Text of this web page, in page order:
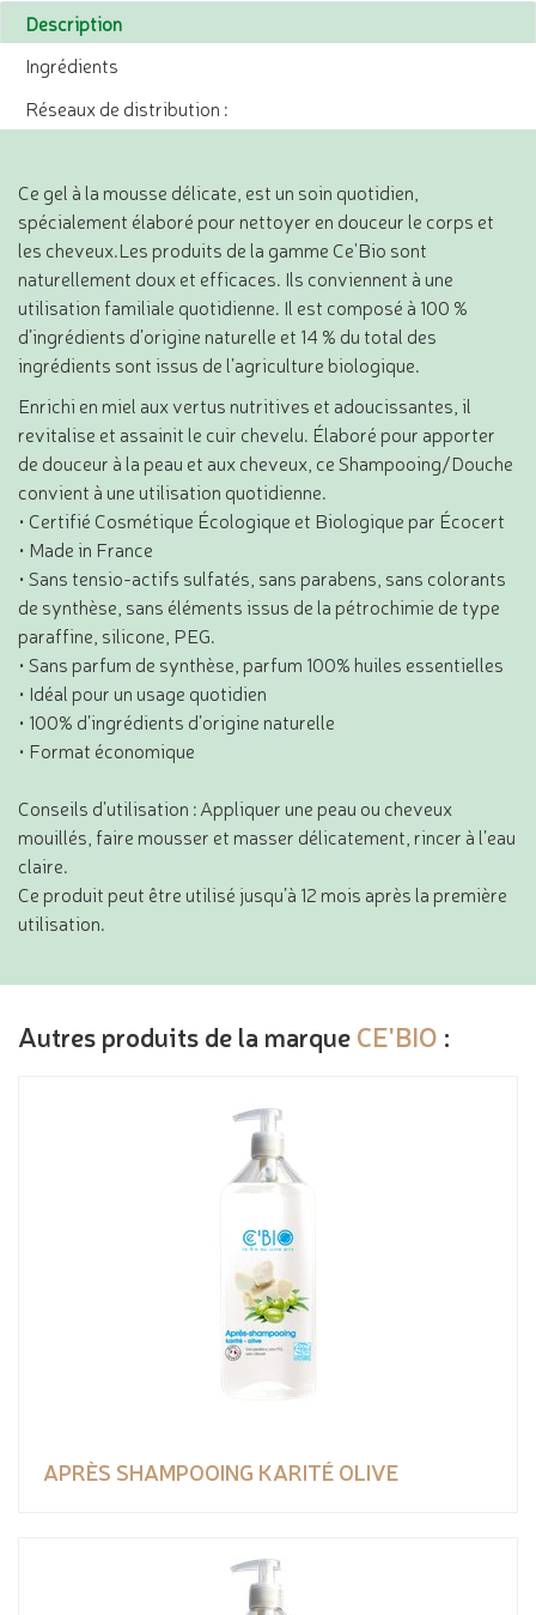
Description
Ingrédients
Réseaux de distribution :
Ce gel à la mousse délicate, est un soin quotidien,
spécialement élaboré pour nettoyer en douceur le corps et
les cheveux.Les produits de la gamme Ce'Bio sont
naturellement doux et efficaces. Ils conviennent à une
utilisation familiale quotidienne. Il est composé à 100 %
d’ingrédients d’origine naturelle et 14 % du total des
ingrédients sont issus de l’agriculture biologique.
Enrichi en miel aux vertus nutritives et adoucissantes, il
revitalise et assainit le cuir chevelu. Élaboré pour apporter
de douceur à la peau et aux cheveux, ce Shampooing/Douche
convient à une utilisation quotidienne.
• Certifié Cosmétique Écologique et Biologique par Écocert
• Made in France
• Sans tensio-actifs sulfatés, sans parabens, sans colorants
de synthèse, sans éléments issus de la pétrochimie de type
paraffine, silicone, PEG.
• Sans parfum de synthèse, parfum 100% huiles essentielles
• Idéal pour un usage quotidien
• 100% d’ingrédients d’origine naturelle
• Format économique
Conseils d’utilisation : Appliquer une peau ou cheveux
mouillés, faire mousser et masser délicatement, rincer à l’eau
claire.
Ce produit peut être utilisé jusqu’à 12 mois après la première
utilisation.
Autres produits de la marque CE'BIO :
APRÈS SHAMPOOING KARITÉ OLIVE